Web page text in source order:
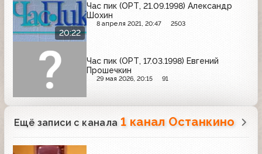
20:22
Час пик (ОРТ, 21.09.1998) Александр
Шохин
8 апреля 2021, 20:47 2503
Час пик (ОРТ, 17.03.1998) Евгений
Прошечкин
29 мая 2026, 20:15 91
Ещё записи с канала 1 канал Останкино